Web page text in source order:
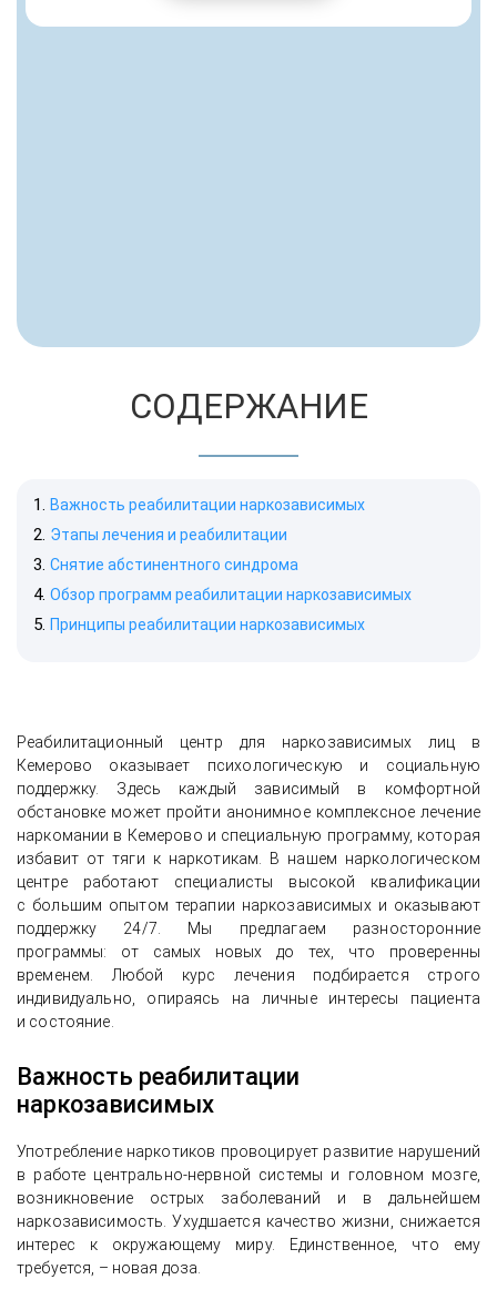
СОДЕРЖАНИЕ
Важность реабилитации наркозависимых
Этапы лечения и реабилитации
Снятие абстинентного синдрома
Обзор программ реабилитации наркозависимых
Принципы реабилитации наркозависимых
Реабилитационный центр для наркозависимых лиц в
Кемерово оказывает психологическую и социальную
поддержку. Здесь каждый зависимый в комфортной
обстановке может пройти анонимное комплексное лечение
наркомании в Кемерово и специальную программу, которая
избавит от тяги к наркотикам. В нашем наркологическом
центре работают специалисты высокой квалификации
с большим опытом терапии наркозависимых и оказывают
поддержку 24/7. Мы предлагаем разносторонние
программы: от самых новых до тех, что проверенны
временем. Любой курс лечения подбирается строго
индивидуально, опираясь на личные интересы пациента
и состояние.
Важность реабилитации
наркозависимых
Употребление наркотиков провоцирует развитие нарушений
в работе центрально-нервной системы и головном мозге,
возникновение острых заболеваний и в дальнейшем
наркозависимость. Ухудшается качество жизни, снижается
интерес к окружающему миру. Единственное, что ему
требуется, – новая доза.